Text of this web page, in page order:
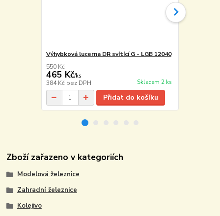
Výhybková lucerna DR svítící G - LGB 12040
550 Kč
465 Kč/ks
384 Kč bez DPH Skladem 2 ks
Přidat do košíku
Zboží zařazeno v kategoriích
Modelová železnice
Zahradní železnice
Kolejivo